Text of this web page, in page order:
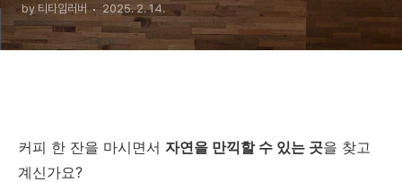
by 티타임러버 2025. 2. 14.
커피 한 잔을 마시면서 자연을 만끽할 수 있는 곳을 찾고
계신가요?